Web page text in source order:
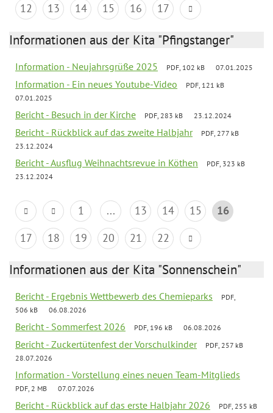
12
13 14 15 16 17
Informationen aus der Kita "Pfingstanger"
Information - Neujahrsgrüße 2025 PDF, 102 kB 07.01.2025
Information - Ein neues Youtube-Video
PDF, 121 kB
07.01.2025
Bericht - Besuch in der Kirche PDF, 283 kB 23.12.2024
Bericht - Rückblick auf das zweite Halbjahr
PDF, 277 kB
23.12.2024
Bericht - Ausflug Weihnachtsrevue in Köthen
PDF, 323 kB
23.12.2024
1 ... 13 14 15
16
17
18 19 20 21 22
Informationen aus der Kita "Sonnenschein"
Bericht - Ergebnis Wettbewerb des Chemieparks
PDF,
506 kB
06.08.2026
Bericht - Sommerfest 2026 PDF, 196 kB 06.08.2026
Bericht - Zuckertütenfest der Vorschulkinder
PDF, 257 kB
28.07.2026
Information - Vorstellung eines neuen Team-Mitglieds
PDF, 2 MB 07.07.2026
Bericht - Rückblick auf das erste Halbjahr 2026
PDF, 255 kB